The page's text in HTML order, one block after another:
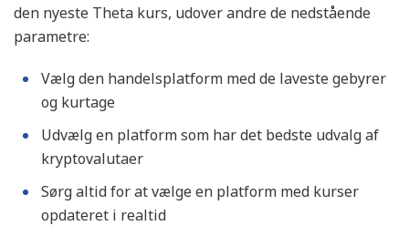
den nyeste Theta kurs, udover andre de nedstående
parametre:
Vælg den handelsplatform med de laveste gebyrer
og kurtage
Udvælg en platform som har det bedste udvalg af
kryptovalutaer
Sørg altid for at vælge en platform med kurser
opdateret i realtid